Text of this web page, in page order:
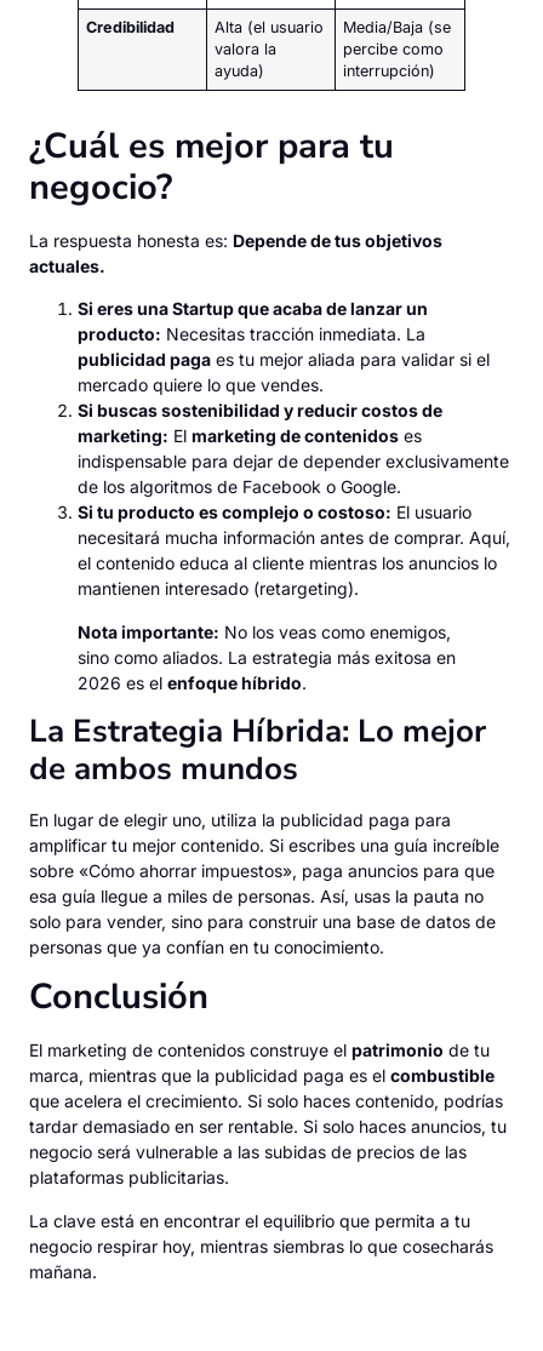
Credibilidad
Alta (el usuario
valora la
ayuda)
Media/Baja (se
percibe como
interrupción)
¿Cuál es mejor para tu
negocio?
La respuesta honesta es: Depende de tus objetivos
actuales.
Si eres una Startup que acaba de lanzar un
producto: Necesitas tracción inmediata. La
publicidad paga es tu mejor aliada para validar si el
mercado quiere lo que vendes.
Si buscas sostenibilidad y reducir costos de
marketing: El marketing de contenidos es
indispensable para dejar de depender exclusivamente
de los algoritmos de Facebook o Google.
Si tu producto es complejo o costoso: El usuario
necesitará mucha información antes de comprar. Aquí,
el contenido educa al cliente mientras los anuncios lo
mantienen interesado (retargeting).
Nota importante: No los veas como enemigos,
sino como aliados. La estrategia más exitosa en
2026 es el enfoque híbrido.
La Estrategia Híbrida: Lo mejor
de ambos mundos
En lugar de elegir uno, utiliza la publicidad paga para
amplificar tu mejor contenido. Si escribes una guía increíble
sobre «Cómo ahorrar impuestos», paga anuncios para que
esa guía llegue a miles de personas. Así, usas la pauta no
solo para vender, sino para construir una base de datos de
personas que ya confían en tu conocimiento.
Conclusión
El marketing de contenidos construye el patrimonio de tu
marca, mientras que la publicidad paga es el combustible
que acelera el crecimiento. Si solo haces contenido, podrías
tardar demasiado en ser rentable. Si solo haces anuncios, tu
negocio será vulnerable a las subidas de precios de las
plataformas publicitarias.
La clave está en encontrar el equilibrio que permita a tu
negocio respirar hoy, mientras siembras lo que cosecharás
mañana.